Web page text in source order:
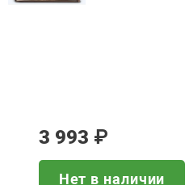
3 993 ₽
Нет в наличии